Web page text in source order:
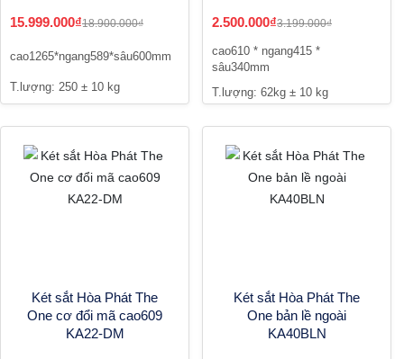
15.999.000₫18.900.000₫
cao1265*ngang589*sâu600mm
T.lượng: 250 ± 10 kg
2.500.000₫3.199.000₫
cao610 * ngang415 *
sâu340mm
T.lượng: 62kg ± 10 kg
Két sắt Hòa Phát The
One cơ đổi mã cao609
KA22-DM
Két sắt Hòa Phát The
One bản lề ngoài
KA40BLN